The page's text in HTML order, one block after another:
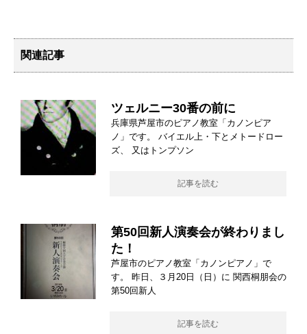
関連記事
ツェルニー30番の前に
兵庫県芦屋市のピアノ教室「カノンピア
ノ」です。 バイエル上・下とメトードロー
ズ、 又はトンプソン
記事を読む
第50回新人演奏会が終わりまし
た！
芦屋市のピアノ教室「カノンピアノ」で
す。 昨日、３月20日（日）に 関西桐朋会の
第50回新人
記事を読む